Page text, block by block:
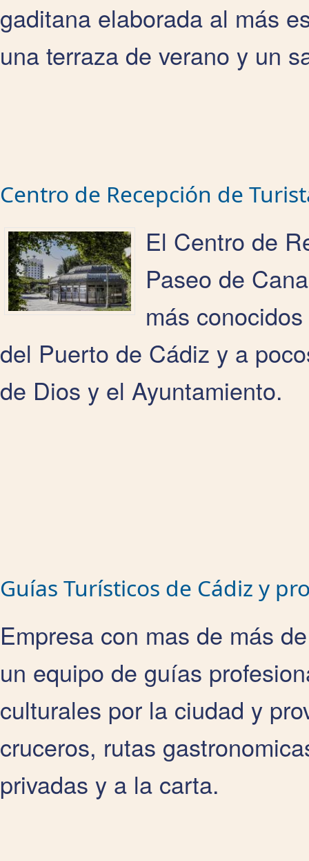
gaditana elaborada al más
una terraza de verano y un
Centro de Recepción de
El Centro de
Paseo de
más
del Puerto de Cádiz y a
de Dios y el Ayuntamiento.
Guías Turísticos de Cádiz y
Empresa con mas de más
un equipo de guías
culturales por la ciudad y
cruceros, rutas
privadas y a la carta.